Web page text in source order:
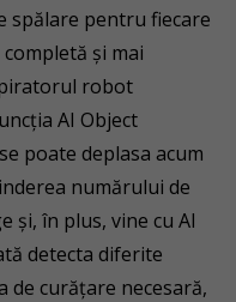
spălare pentru fiecare
și mai
robot
AI Object
poate deplasa acum
numărului de
și, în plus, vine cu AI
detecta diferite
curățare necesară,